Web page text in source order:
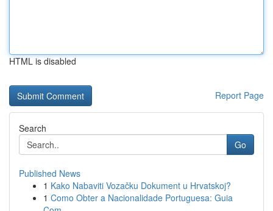
HTML is disabled
Report Page
Search
Go
Published News
1 Kako Nabaviti Vozačku Dokument u Hrvatskoj?
1 Como Obter a Nacionalidade Portuguesa: Guia